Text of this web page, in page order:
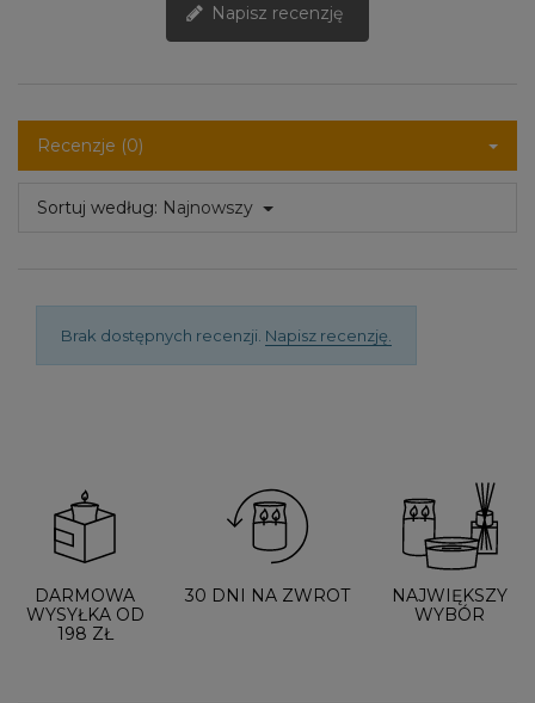
Napisz recenzję
Recenzje (0)
Sortuj według: Najnowszy
Brak dostępnych recenzji. Napisz recenzję.
DARMOWA
WYSYŁKA OD
198 ZŁ
30 DNI NA ZWROT
NAJWIĘKSZY
WYBÓR